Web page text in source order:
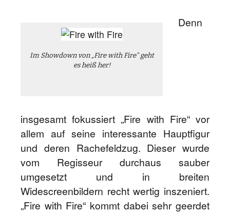
Im Showdown von „Fire with Fire“ geht
es heiß her!
Denn
insgesamt fokussiert „Fire with Fire“ vor
allem auf seine interessante Hauptfigur
und deren Rachefeldzug. Dieser wurde
vom Regisseur durchaus sauber
umgesetzt und in breiten
Widescreenbildern recht wertig inszeniert.
„Fire with Fire“ kommt dabei sehr geerdet